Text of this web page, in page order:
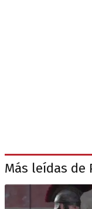
Más leídas de